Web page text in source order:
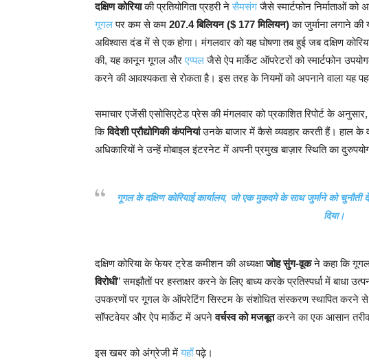
दक्षिण कोरियाकी प्रतियोगिता प्रहरी नेसैमसंगजैसे स्मार्टफोन निर्माताओं
गूगलपर कम से कम 207.4 बिलियन ($ 177 मिलियन)का जुर्माना लगाने
अविश्वास दंड में से एक होगा। मंगलवार को यह घोषणा तब हुई जब दक्षिण
की, यह कानून गूगल औरएप्पलजैसे ऐप मार्केट ऑपरेटरों को स्मार्टफोन
करने की आवश्यकता से रोकता है। इस तरह के नियमों को अपनाने वाला यह
समाचार एजेंसी एसोसिएटेड प्रेस की मंगलवार को प्रकाशित रिपोर्ट के अनुसार,
किविदेशी प्रौद्योगिकी कंपनियांउनके बाजार में कैसे व्यवहार करती हैं। हाल के
अधिकारियों ने उन्हें मोबाइल इंटरनेट में अपनी प्रमुख बाज़ार स्थिति का
गूगल के दक्षिण कोरियाई कार्यालय, जो एक मुकदमे के साथ जुर्माने को
दिया।
दक्षिण कोरिया के फेयर ट्रेड कमीशन की अध्यक्षाजोह सुंग-वूकने कहा कि गूगल
विरोधी” समझौतों पर हस्ताक्षर करने के लिए बाध्य करके प्रतिस्पर्धा में बाधा
उपकरणों पर गूगल के ऑपरेटिंग सिस्टम के संशोधित संस्करण स्थापित करने से
सॉफ्टवेयर और ऐप मार्केट में अपनेवर्चस्व को मजबूतकरने का एक आसान
इस खबर को अंग्रेजी मेंयहाँपढ़े।